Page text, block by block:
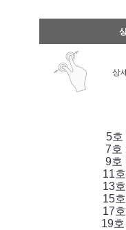
상
5호
7호
9호
11
13
15
17
19